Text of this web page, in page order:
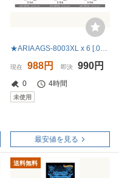
★ARIA AGS-8003XL x 6 [.016P] エレキギター用 バラ弦 3弦 EXTRA LIGHT★新品送料込/メール便
現在 988円 即決 990円
0 4時間
未使用
最安値を見る
送料無料